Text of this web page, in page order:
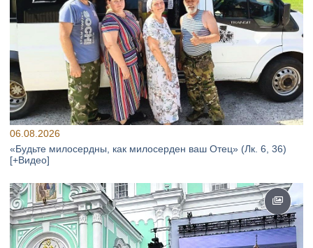
06.08.2026
«Будьте милосердны, как милосерден ваш Отец» (Лк. 6, 36)
[+Видео]